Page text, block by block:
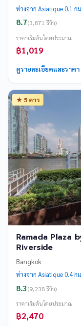
ห่างจาก Asiatique 0.1 ก
8.7(3,871 รีวิว)
ราคาเริ่มต้นโดยประมาณ
฿1,019
ดูรายละเอียดและราค
★ 5 ดาว
Ramada Plaza
Riverside
Bangkok
ห่างจาก Asiatique 0.4 ก
8.3(9,238 รีวิว)
ราคาเริ่มต้นโดยประมาณ
฿2,470